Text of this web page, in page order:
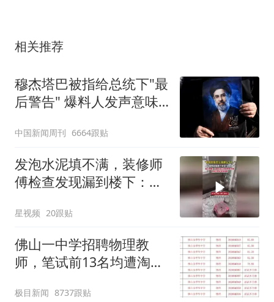
相关推荐
穆杰塔巴被指给总统下"最
后警告" 爆料人发声意味
中国新闻周刊 6664跟贴
发泡水泥填不满，装修师
傅检查发现漏到楼下：出
星视频 20跟贴
佛山一中学招聘物理教
师，笔试前13名均遭淘
聘，成立调查组全面核查
极目新闻 8737跟贴